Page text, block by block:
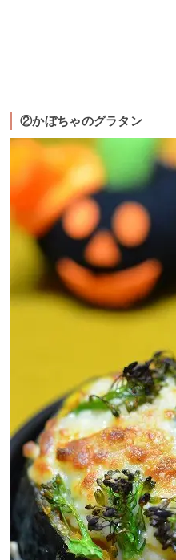
②かぼちゃのグラタン